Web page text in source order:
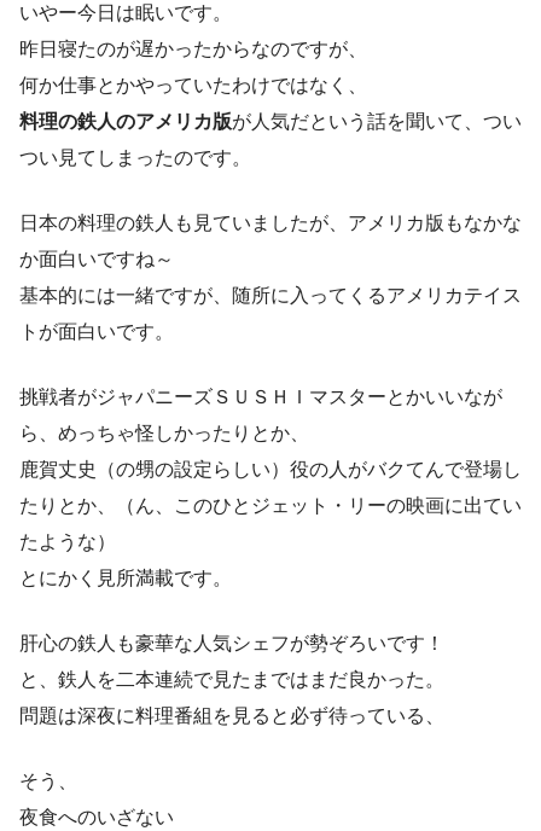
いやー今日は眠いです。
昨日寝たのが遅かったからなのですが、
何か仕事とかやっていたわけではなく、
料理の鉄人のアメリカ版が人気だという話を聞いて、つい
つい見てしまったのです。
日本の料理の鉄人も見ていましたが、アメリカ版もなかな
か面白いですね～
基本的には一緒ですが、随所に入ってくるアメリカテイス
トが面白いです。
挑戦者がジャパニーズＳＵＳＨＩマスターとかいいなが
ら、めっちゃ怪しかったりとか、
鹿賀丈史（の甥の設定らしい）役の人がバクてんで登場し
たりとか、（ん、このひとジェット・リーの映画に出てい
たような）
とにかく見所満載です。
肝心の鉄人も豪華な人気シェフが勢ぞろいです！
と、鉄人を二本連続で見たまではまだ良かった。
問題は深夜に料理番組を見ると必ず待っている、
そう、
夜食へのいざない